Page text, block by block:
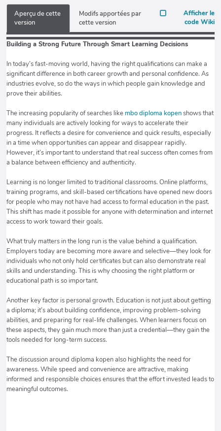
Aperçu de cette
version
Modifs apportées par
cette version
Afficher le
code Wiki